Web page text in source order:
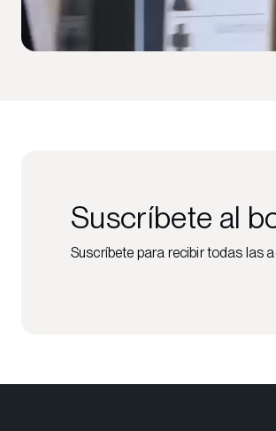
Suscríbete al
Suscríbete para recibir todas las